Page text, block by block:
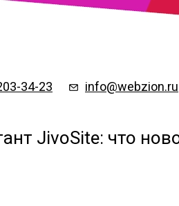
34-23 info@webzion.ru
JivoSite: что